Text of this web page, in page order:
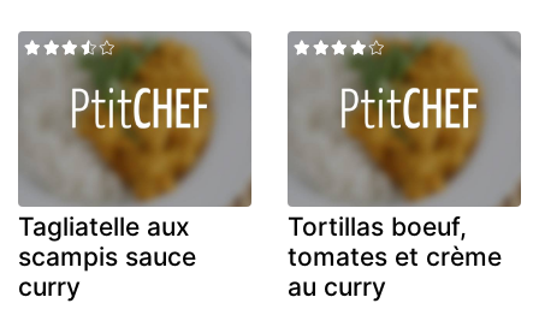
Tagliatelle aux
scampis sauce
curry
Tortillas boeuf,
tomates et crème
au curry